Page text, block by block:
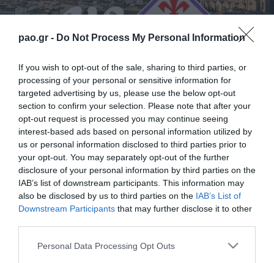
pao.gr - Do Not Process My Personal Information
If you wish to opt-out of the sale, sharing to third parties, or
processing of your personal or sensitive information for
targeted advertising by us, please use the below opt-out
section to confirm your selection. Please note that after your
opt-out request is processed you may continue seeing
interest-based ads based on personal information utilized by
us or personal information disclosed to third parties prior to
your opt-out. You may separately opt-out of the further
disclosure of your personal information by third parties on the
IAB’s list of downstream participants. This information may
also be disclosed by us to third parties on the IAB’s List of
Downstream Participants that may further disclose it to other
Please note that this website/app uses one or more Google
Personal Data Processing Opt Outs
Η ΠΑΕ Παναθηναϊκός ανακοινώνει την εξάντληση
των διαθέσιμων εισιτηρίων για τον αγώνα του UEFA
Conference League Φιορεντίνα – Παναθηναϊκός. Τα
αιτήματα από τους κατόχους εισιτηρίων διαρκείας
και τους φιλάθλους που έχουν ταξιδέψει σε
προηγούμενους εκτός έδρας αγώνες ευρωπαϊκών
διοργανώσεων, οι οποίοι είχαν προτεραιότητα,
είχαν δοθεί προς διάθεση στον Παναθηναϊκό. Ως εκ